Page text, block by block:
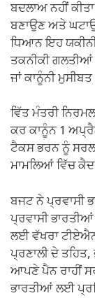
ਬਦਲਾਅ ਨਹੀਂ
ਬਣਾਉਣ ਅਤੇ
ਧਿਆਨ ਇਹ
ਤਕਨੀਕੀ ਗਲਤੀਆਂ
ਜਾਂ ਕਾਨੂੰਨੀ
ਵਿੱਤ ਮੰਤਰੀ
ਕਰ ਕਾਨੂੰਨ 1
ਟੈਕਸ ਭਰਨ ਨੂੰ ਸਰਲ
ਮਾਮਲਿਆਂ ਵਿੱਚ
ਬਜਟ ਨੇ ਪ੍ਰਵਾਸੀ
ਪ੍ਰਵਾਸੀ
ਲਈ ਵੱਖਰਾ
ਪ੍ਰਣਾਲੀ ਦੇ
ਆਪਣੇ ਪੈਨ ਰਾਹੀਂ
ਭਾਰਤੀਆਂ ਲਈ